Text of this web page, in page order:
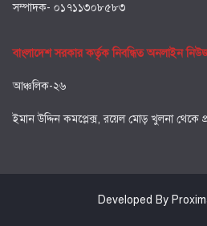
সম্পাদক- ০১৭১১৩০৮৫৮৩
বাংলাদেশ সরকার কর্তৃক নিবন্ধিত অনলাইন
আঞ্চলিক-২৬
ইমান উদ্দিন কমপ্লেক্স, রয়েল মোড় খুলনা থেকে
Developed By